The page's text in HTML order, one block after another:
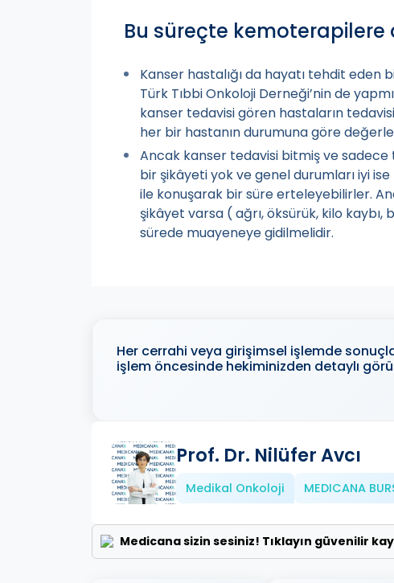
Bu süreçte kemoterapilere
Kanser hastalığı da hayatı tehdit eden
Türk Tıbbi Onkoloji Derneği’nin de
kanser tedavisi gören hastaların
her bir hastanın durumuna göre
Ancak kanser tedavisi bitmiş ve
bir şikâyeti yok ve genel durumları iyi
ile konuşarak bir süre erteleyebilirler.
şikâyet varsa ( ağrı, öksürük, kilo kaybı,
sürede muayeneye gidilmelidir.
Her cerrahi veya girişimsel işlemde
işlem öncesinde hekiminizden detaylı
Prof. Dr. Nilüfer Avcı
Medikal Onkoloji MEDICANA
Medicana sizin sesiniz! Tıklayın güvenilir